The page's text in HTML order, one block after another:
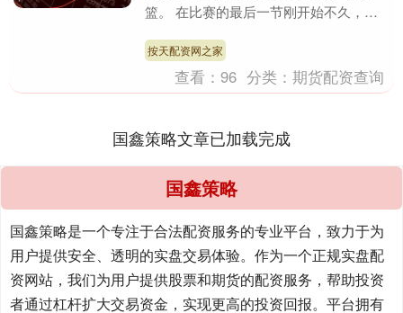
篮。 在比赛的最后一节刚开始不久，出
在防守韩霈瑜时，....
按天配资网之家
查看：96 分类：期货配资查询
国鑫策略文章已加载完成
国鑫策略
国鑫策略是一个专注于合法配资服务的专业平台，致力于为
用户提供安全、透明的实盘交易体验。作为一个正规实盘配
资网站，我们为用户提供股票和期货的配资服务，帮助投资
者通过杠杆扩大交易资金，实现更高的投资回报。平台拥有